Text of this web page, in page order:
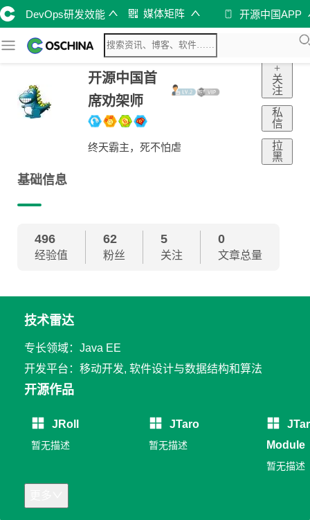
DevOps研发效能 媒体矩阵 开源中国APP
开源中国首
席劝架师
终天霸主，死不怕虐
+
关
注
私
信
拉
黑
基础信息
496
经验值
62
粉丝
5
关注
0
文章总量
技术雷达
专长领域：Java EE
开发平台：移动开发, 软件设计与数据结构和算法
开源作品
JRoll
暂无描述
JTaro
暂无描述
Module
暂无描述